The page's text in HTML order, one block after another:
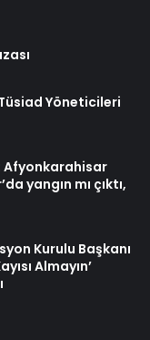
Yöneticileri
Afyonkarahisar
yangın mı çıktı,
Kurulu Başkanı
Almayın’